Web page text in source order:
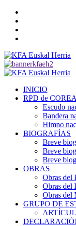
Saltar
contenido
Menú
INICIO
RPD de COREA
Escudo
Bandera
Himno
BIOGRAFÍAS
Breve
Breve
Breve
OBRAS
Obras del
Obras
Obras del
GRUPO DE